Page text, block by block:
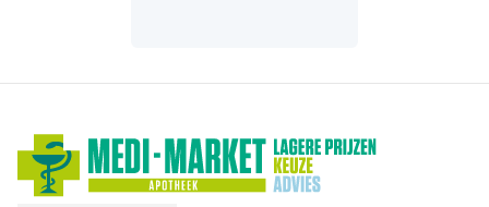
POTASSIUM SORBATE